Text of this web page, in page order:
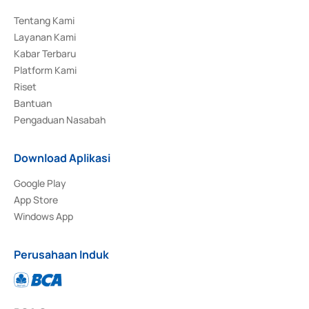
Tentang Kami
Layanan Kami
Kabar Terbaru
Platform Kami
Riset
Bantuan
Pengaduan Nasabah
Download Aplikasi
Google Play
App Store
Windows App
Perusahaan Induk